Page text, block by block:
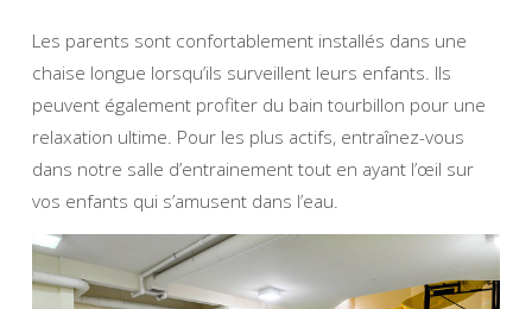
Les parents sont confortablement installés dans une
chaise longue lorsqu’ils surveillent leurs enfants. Ils
peuvent également profiter du bain tourbillon pour une
relaxation ultime. Pour les plus actifs, entraînez-vous
dans notre salle d’entrainement tout en ayant l’œil sur
vos enfants qui s’amusent dans l’eau.